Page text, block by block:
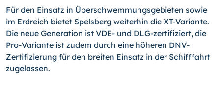
Für den Einsatz in Überschwemmungsgebieten sowie
im Erdreich bietet Spelsberg weiterhin die XT-Variante.
Die neue Generation ist VDE- und DLG-zertifiziert, die
Pro-Variante ist zudem durch eine höheren DNV-
Zertifizierung für den breiten Einsatz in der Schifffahrt
zugelassen.